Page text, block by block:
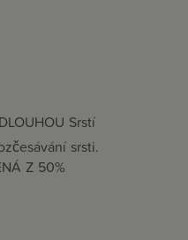
Srstí
srsti.
Z 50%